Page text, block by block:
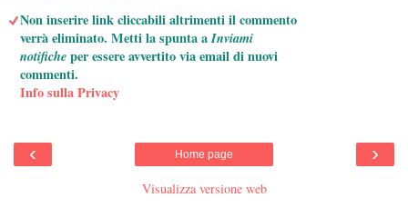
Non inserire link cliccabili altrimenti il commento
verrà eliminato. Metti la spunta aInviami
notificheper essere avvertito via email di nuovi
commenti.
Info sulla Privacy
‹ ›
Home page
Visualizza versione web